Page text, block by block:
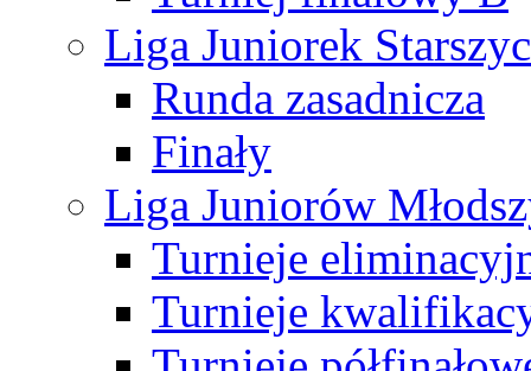
Liga Juniorek
Runda zasadnicza
Finały
Liga Juniorów
Turnieje
Turnieje